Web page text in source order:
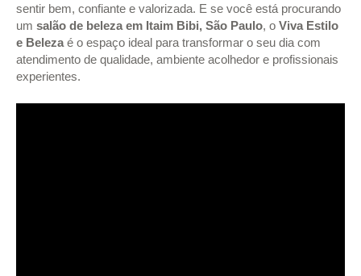
sentir bem, confiante e valorizada. E se você está procurando
um salão de beleza em Itaim Bibi, São Paulo, o Viva Estilo
e Beleza é o espaço ideal para transformar o seu dia com
atendimento de qualidade, ambiente acolhedor e profissionais
experientes.